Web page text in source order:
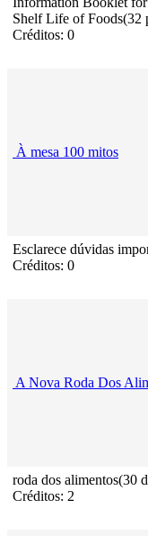
Shelf Life of Foods(32
Créditos: 0
À mesa 100 mitos
Esclarece dúvidas
Créditos: 0
A Nova Roda Dos
roda dos alimentos(30
Créditos: 2